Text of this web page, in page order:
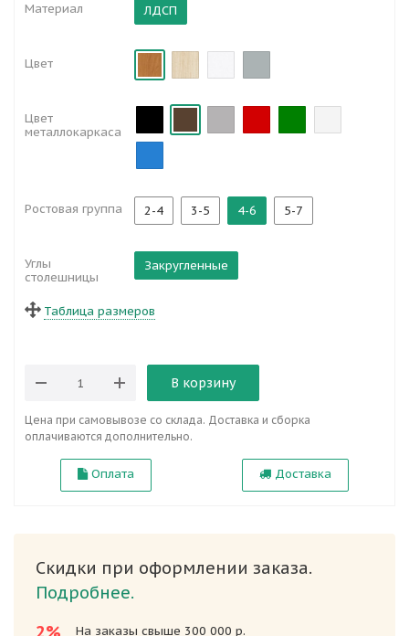
Материал ЛДСП
Цвет
Цвет
металлокаркаса
Ростовая группа 2-4 3-5 4-6 5-7
Углы
столешницы
Закругленные
Таблица размеров
В корзину
Цена при самовывозе со склада. Доставка и сборка
оплачиваются дополнительно.
Оплата Доставка
Скидки при оформлении заказа.
Подробнее.
На заказы свыше 300 000 р.